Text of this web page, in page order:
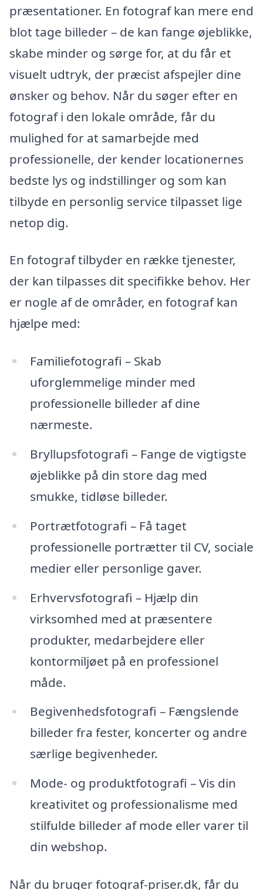
præsentationer. En fotograf kan mere end
blot tage billeder – de kan fange øjeblikke,
skabe minder og sørge for, at du får et
visuelt udtryk, der præcist afspejler dine
ønsker og behov. Når du søger efter en
fotograf i den lokale område, får du
mulighed for at samarbejde med
professionelle, der kender locationernes
bedste lys og indstillinger og som kan
tilbyde en personlig service tilpasset lige
netop dig.
En fotograf tilbyder en række tjenester,
der kan tilpasses dit specifikke behov. Her
er nogle af de områder, en fotograf kan
hjælpe med:
Familiefotografi – Skab
uforglemmelige minder med
professionelle billeder af dine
nærmeste.
Bryllupsfotografi – Fange de vigtigste
øjeblikke på din store dag med
smukke, tidløse billeder.
Portrætfotografi – Få taget
professionelle portrætter til CV, sociale
medier eller personlige gaver.
Erhvervsfotografi – Hjælp din
virksomhed med at præsentere
produkter, medarbejdere eller
kontormiljøet på en professionel
måde.
Begivenhedsfotografi – Fængslende
billeder fra fester, koncerter og andre
særlige begivenheder.
Mode- og produktfotografi – Vis din
kreativitet og professionalisme med
stilfulde billeder af mode eller varer til
din webshop.
Når du bruger fotograf-priser.dk, får du